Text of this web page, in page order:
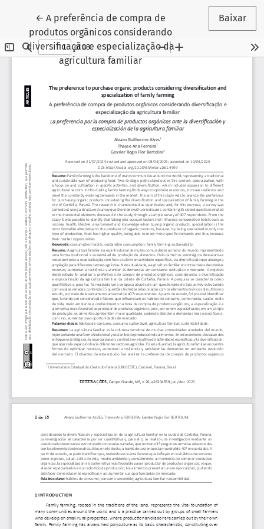
← Voltar aos Detalhes do Artigo
A preferência de compra de
produtos orgânicos considerando
diversificação e especialização da
agricultura familiar
Baixar